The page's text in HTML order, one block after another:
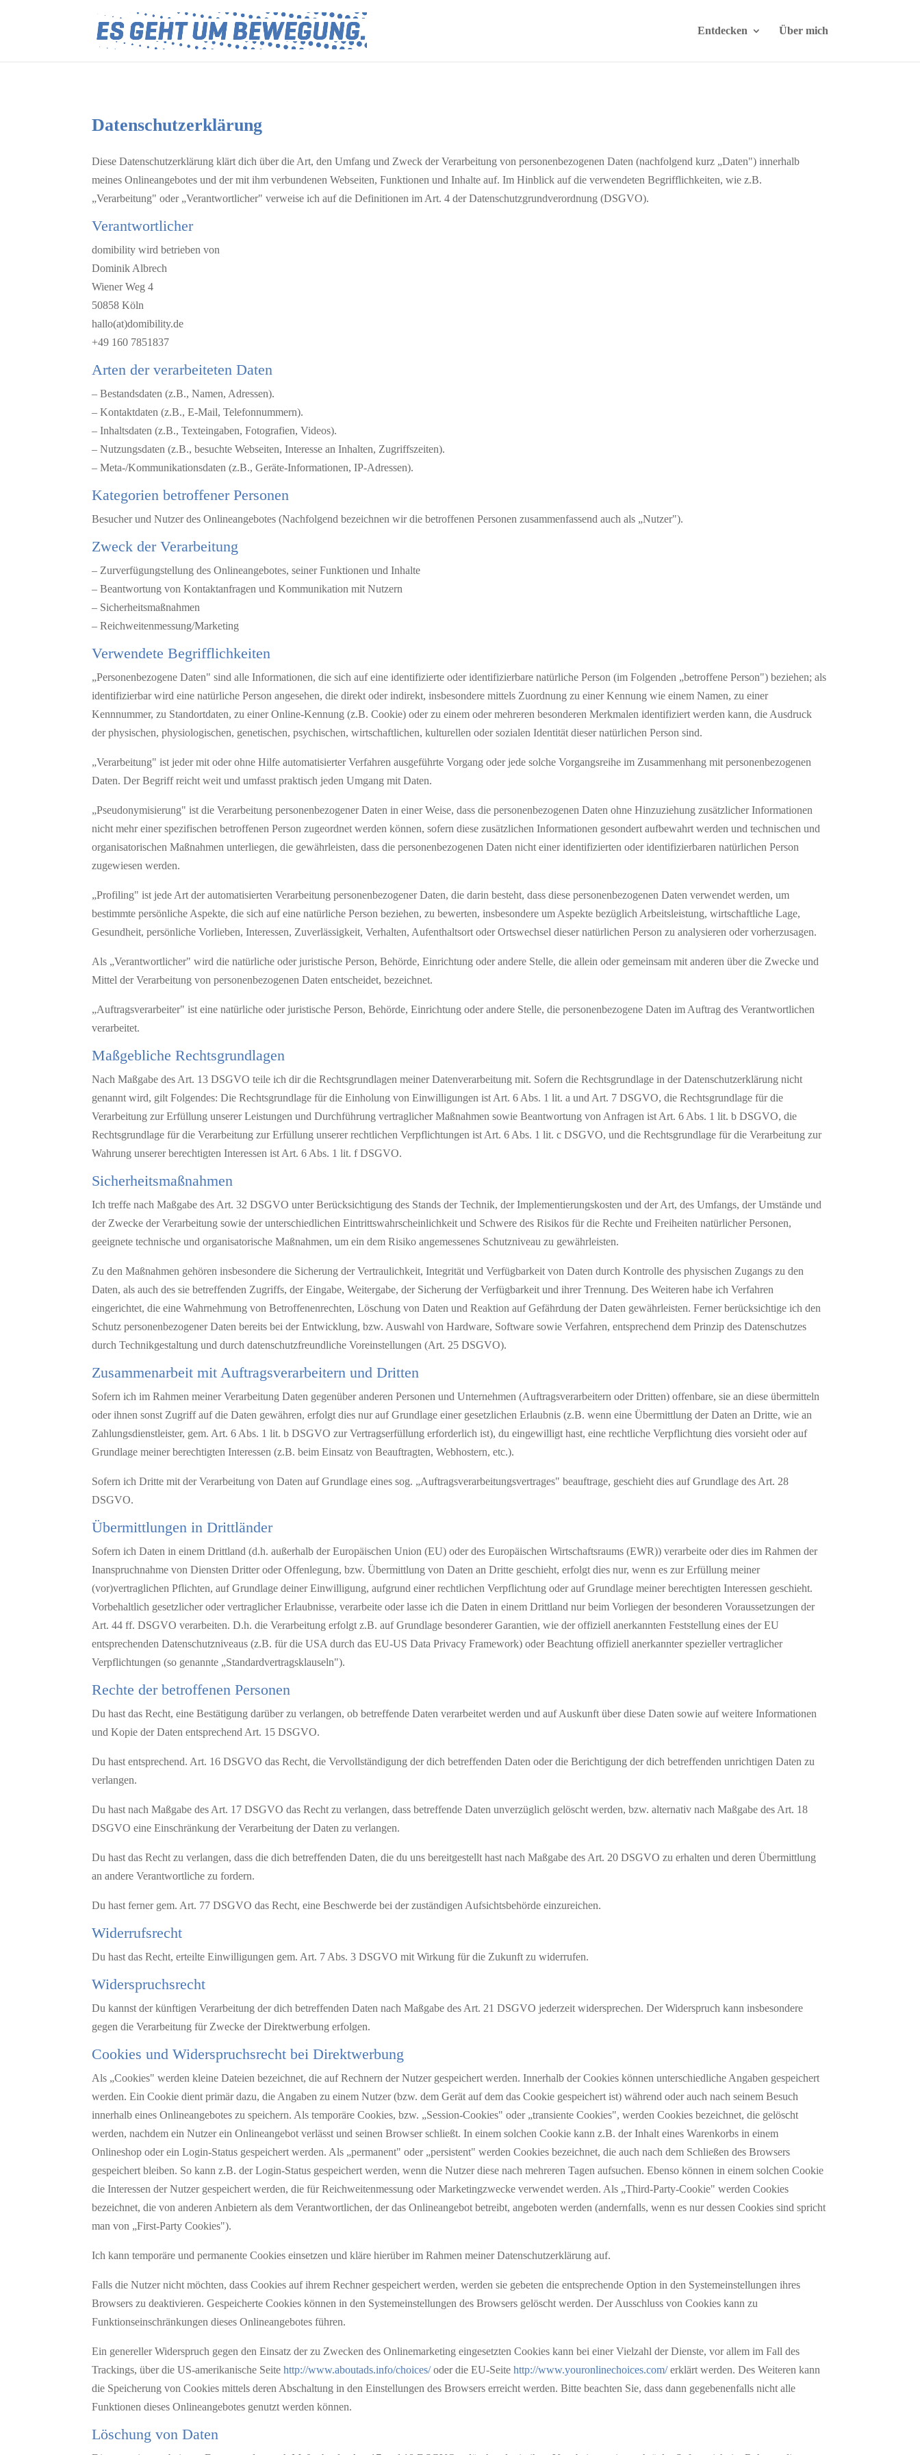
Entdecken Über mich
Datenschutzerklärung
Diese Datenschutzerklärung klärt dich über die Art, den Umfang und Zweck der Verarbeitung von personenbezogenen Daten (nachfolgend kurz „Daten") innerhalb
meines Onlineangebotes und der mit ihm verbundenen Webseiten, Funktionen und Inhalte auf. Im Hinblick auf die verwendeten Begrifflichkeiten, wie z.B.
„Verarbeitung" oder „Verantwortlicher" verweise ich auf die Definitionen im Art. 4 der Datenschutzgrundverordnung (DSGVO).
Verantwortlicher
domibility wird betrieben von
Dominik Albrech
Wiener Weg 4
50858 Köln
hallo(at)domibility.de
+49 160 7851837
Arten der verarbeiteten Daten
– Bestandsdaten (z.B., Namen, Adressen).
– Kontaktdaten (z.B., E-Mail, Telefonnummern).
– Inhaltsdaten (z.B., Texteingaben, Fotografien, Videos).
– Nutzungsdaten (z.B., besuchte Webseiten, Interesse an Inhalten, Zugriffszeiten).
– Meta-/Kommunikationsdaten (z.B., Geräte-Informationen, IP-Adressen).
Kategorien betroffener Personen
Besucher und Nutzer des Onlineangebotes (Nachfolgend bezeichnen wir die betroffenen Personen zusammenfassend auch als „Nutzer").
Zweck der Verarbeitung
– Zurverfügungstellung des Onlineangebotes, seiner Funktionen und Inhalte
– Beantwortung von Kontaktanfragen und Kommunikation mit Nutzern
– Sicherheitsmaßnahmen
– Reichweitenmessung/Marketing
Verwendete Begrifflichkeiten
„Personenbezogene Daten" sind alle Informationen, die sich auf eine identifizierte oder identifizierbare natürliche Person (im Folgenden „betroffene Person") beziehen; als
identifizierbar wird eine natürliche Person angesehen, die direkt oder indirekt, insbesondere mittels Zuordnung zu einer Kennung wie einem Namen, zu einer
Kennnummer, zu Standortdaten, zu einer Online-Kennung (z.B. Cookie) oder zu einem oder mehreren besonderen Merkmalen identifiziert werden kann, die Ausdruck
der physischen, physiologischen, genetischen, psychischen, wirtschaftlichen, kulturellen oder sozialen Identität dieser natürlichen Person sind.
„Verarbeitung" ist jeder mit oder ohne Hilfe automatisierter Verfahren ausgeführte Vorgang oder jede solche Vorgangsreihe im Zusammenhang mit personenbezogenen
Daten. Der Begriff reicht weit und umfasst praktisch jeden Umgang mit Daten.
„Pseudonymisierung" ist die Verarbeitung personenbezogener Daten in einer Weise, dass die personenbezogenen Daten ohne Hinzuziehung zusätzlicher Informationen
nicht mehr einer spezifischen betroffenen Person zugeordnet werden können, sofern diese zusätzlichen Informationen gesondert aufbewahrt werden und technischen und
organisatorischen Maßnahmen unterliegen, die gewährleisten, dass die personenbezogenen Daten nicht einer identifizierten oder identifizierbaren natürlichen Person
zugewiesen werden.
„Profiling" ist jede Art der automatisierten Verarbeitung personenbezogener Daten, die darin besteht, dass diese personenbezogenen Daten verwendet werden, um
bestimmte persönliche Aspekte, die sich auf eine natürliche Person beziehen, zu bewerten, insbesondere um Aspekte bezüglich Arbeitsleistung, wirtschaftliche Lage,
Gesundheit, persönliche Vorlieben, Interessen, Zuverlässigkeit, Verhalten, Aufenthaltsort oder Ortswechsel dieser natürlichen Person zu analysieren oder vorherzusagen.
Als „Verantwortlicher" wird die natürliche oder juristische Person, Behörde, Einrichtung oder andere Stelle, die allein oder gemeinsam mit anderen über die Zwecke und
Mittel der Verarbeitung von personenbezogenen Daten entscheidet, bezeichnet.
„Auftragsverarbeiter" ist eine natürliche oder juristische Person, Behörde, Einrichtung oder andere Stelle, die personenbezogene Daten im Auftrag des Verantwortlichen
verarbeitet.
Maßgebliche Rechtsgrundlagen
Nach Maßgabe des Art. 13 DSGVO teile ich dir die Rechtsgrundlagen meiner Datenverarbeitung mit. Sofern die Rechtsgrundlage in der Datenschutzerklärung nicht
genannt wird, gilt Folgendes: Die Rechtsgrundlage für die Einholung von Einwilligungen ist Art. 6 Abs. 1 lit. a und Art. 7 DSGVO, die Rechtsgrundlage für die
Verarbeitung zur Erfüllung unserer Leistungen und Durchführung vertraglicher Maßnahmen sowie Beantwortung von Anfragen ist Art. 6 Abs. 1 lit. b DSGVO, die
Rechtsgrundlage für die Verarbeitung zur Erfüllung unserer rechtlichen Verpflichtungen ist Art. 6 Abs. 1 lit. c DSGVO, und die Rechtsgrundlage für die Verarbeitung zur
Wahrung unserer berechtigten Interessen ist Art. 6 Abs. 1 lit. f DSGVO.
Sicherheitsmaßnahmen
Ich treffe nach Maßgabe des Art. 32 DSGVO unter Berücksichtigung des Stands der Technik, der Implementierungskosten und der Art, des Umfangs, der Umstände und
der Zwecke der Verarbeitung sowie der unterschiedlichen Eintrittswahrscheinlichkeit und Schwere des Risikos für die Rechte und Freiheiten natürlicher Personen,
geeignete technische und organisatorische Maßnahmen, um ein dem Risiko angemessenes Schutzniveau zu gewährleisten.
Zu den Maßnahmen gehören insbesondere die Sicherung der Vertraulichkeit, Integrität und Verfügbarkeit von Daten durch Kontrolle des physischen Zugangs zu den
Daten, als auch des sie betreffenden Zugriffs, der Eingabe, Weitergabe, der Sicherung der Verfügbarkeit und ihrer Trennung. Des Weiteren habe ich Verfahren
eingerichtet, die eine Wahrnehmung von Betroffenenrechten, Löschung von Daten und Reaktion auf Gefährdung der Daten gewährleisten. Ferner berücksichtige ich den
Schutz personenbezogener Daten bereits bei der Entwicklung, bzw. Auswahl von Hardware, Software sowie Verfahren, entsprechend dem Prinzip des Datenschutzes
durch Technikgestaltung und durch datenschutzfreundliche Voreinstellungen (Art. 25 DSGVO).
Zusammenarbeit mit Auftragsverarbeitern und Dritten
Sofern ich im Rahmen meiner Verarbeitung Daten gegenüber anderen Personen und Unternehmen (Auftragsverarbeitern oder Dritten) offenbare, sie an diese übermitteln
oder ihnen sonst Zugriff auf die Daten gewähren, erfolgt dies nur auf Grundlage einer gesetzlichen Erlaubnis (z.B. wenn eine Übermittlung der Daten an Dritte, wie an
Zahlungsdienstleister, gem. Art. 6 Abs. 1 lit. b DSGVO zur Vertragserfüllung erforderlich ist), du eingewilligt hast, eine rechtliche Verpflichtung dies vorsieht oder auf
Grundlage meiner berechtigten Interessen (z.B. beim Einsatz von Beauftragten, Webhostern, etc.).
Sofern ich Dritte mit der Verarbeitung von Daten auf Grundlage eines sog. „Auftragsverarbeitungsvertrages" beauftrage, geschieht dies auf Grundlage des Art. 28
DSGVO.
Übermittlungen in Drittländer
Sofern ich Daten in einem Drittland (d.h. außerhalb der Europäischen Union (EU) oder des Europäischen Wirtschaftsraums (EWR)) verarbeite oder dies im Rahmen der
Inanspruchnahme von Diensten Dritter oder Offenlegung, bzw. Übermittlung von Daten an Dritte geschieht, erfolgt dies nur, wenn es zur Erfüllung meiner
(vor)vertraglichen Pflichten, auf Grundlage deiner Einwilligung, aufgrund einer rechtlichen Verpflichtung oder auf Grundlage meiner berechtigten Interessen geschieht.
Vorbehaltlich gesetzlicher oder vertraglicher Erlaubnisse, verarbeite oder lasse ich die Daten in einem Drittland nur beim Vorliegen der besonderen Voraussetzungen der
Art. 44 ff. DSGVO verarbeiten. D.h. die Verarbeitung erfolgt z.B. auf Grundlage besonderer Garantien, wie der offiziell anerkannten Feststellung eines der EU
entsprechenden Datenschutzniveaus (z.B. für die USA durch das EU-US Data Privacy Framework) oder Beachtung offiziell anerkannter spezieller vertraglicher
Verpflichtungen (so genannte „Standardvertragsklauseln").
Rechte der betroffenen Personen
Du hast das Recht, eine Bestätigung darüber zu verlangen, ob betreffende Daten verarbeitet werden und auf Auskunft über diese Daten sowie auf weitere Informationen
und Kopie der Daten entsprechend Art. 15 DSGVO.
Du hast entsprechend. Art. 16 DSGVO das Recht, die Vervollständigung der dich betreffenden Daten oder die Berichtigung der dich betreffenden unrichtigen Daten zu
verlangen.
Du hast nach Maßgabe des Art. 17 DSGVO das Recht zu verlangen, dass betreffende Daten unverzüglich gelöscht werden, bzw. alternativ nach Maßgabe des Art. 18
DSGVO eine Einschränkung der Verarbeitung der Daten zu verlangen.
Du hast das Recht zu verlangen, dass die dich betreffenden Daten, die du uns bereitgestellt hast nach Maßgabe des Art. 20 DSGVO zu erhalten und deren Übermittlung
an andere Verantwortliche zu fordern.
Du hast ferner gem. Art. 77 DSGVO das Recht, eine Beschwerde bei der zuständigen Aufsichtsbehörde einzureichen.
Widerrufsrecht
Du hast das Recht, erteilte Einwilligungen gem. Art. 7 Abs. 3 DSGVO mit Wirkung für die Zukunft zu widerrufen.
Widerspruchsrecht
Du kannst der künftigen Verarbeitung der dich betreffenden Daten nach Maßgabe des Art. 21 DSGVO jederzeit widersprechen. Der Widerspruch kann insbesondere
gegen die Verarbeitung für Zwecke der Direktwerbung erfolgen.
Cookies und Widerspruchsrecht bei Direktwerbung
Als „Cookies" werden kleine Dateien bezeichnet, die auf Rechnern der Nutzer gespeichert werden. Innerhalb der Cookies können unterschiedliche Angaben gespeichert
werden. Ein Cookie dient primär dazu, die Angaben zu einem Nutzer (bzw. dem Gerät auf dem das Cookie gespeichert ist) während oder auch nach seinem Besuch
innerhalb eines Onlineangebotes zu speichern. Als temporäre Cookies, bzw. „Session-Cookies" oder „transiente Cookies", werden Cookies bezeichnet, die gelöscht
werden, nachdem ein Nutzer ein Onlineangebot verlässt und seinen Browser schließt. In einem solchen Cookie kann z.B. der Inhalt eines Warenkorbs in einem
Onlineshop oder ein Login-Status gespeichert werden. Als „permanent" oder „persistent" werden Cookies bezeichnet, die auch nach dem Schließen des Browsers
gespeichert bleiben. So kann z.B. der Login-Status gespeichert werden, wenn die Nutzer diese nach mehreren Tagen aufsuchen. Ebenso können in einem solchen Cookie
die Interessen der Nutzer gespeichert werden, die für Reichweitenmessung oder Marketingzwecke verwendet werden. Als „Third-Party-Cookie" werden Cookies
bezeichnet, die von anderen Anbietern als dem Verantwortlichen, der das Onlineangebot betreibt, angeboten werden (andernfalls, wenn es nur dessen Cookies sind spricht
man von „First-Party Cookies").
Ich kann temporäre und permanente Cookies einsetzen und kläre hierüber im Rahmen meiner Datenschutzerklärung auf.
Falls die Nutzer nicht möchten, dass Cookies auf ihrem Rechner gespeichert werden, werden sie gebeten die entsprechende Option in den Systemeinstellungen ihres
Browsers zu deaktivieren. Gespeicherte Cookies können in den Systemeinstellungen des Browsers gelöscht werden. Der Ausschluss von Cookies kann zu
Funktionseinschränkungen dieses Onlineangebotes führen.
Ein genereller Widerspruch gegen den Einsatz der zu Zwecken des Onlinemarketing eingesetzten Cookies kann bei einer Vielzahl der Dienste, vor allem im Fall des
Trackings, über die US-amerikanische Seitehttp://www.aboutads.info/choices/oder die EU-Seitehttp://www.youronlinechoices.com/erklärt werden. Des Weiteren kann
die Speicherung von Cookies mittels deren Abschaltung in den Einstellungen des Browsers erreicht werden. Bitte beachten Sie, dass dann gegebenenfalls nicht alle
Funktionen dieses Onlineangebotes genutzt werden können.
Löschung von Daten